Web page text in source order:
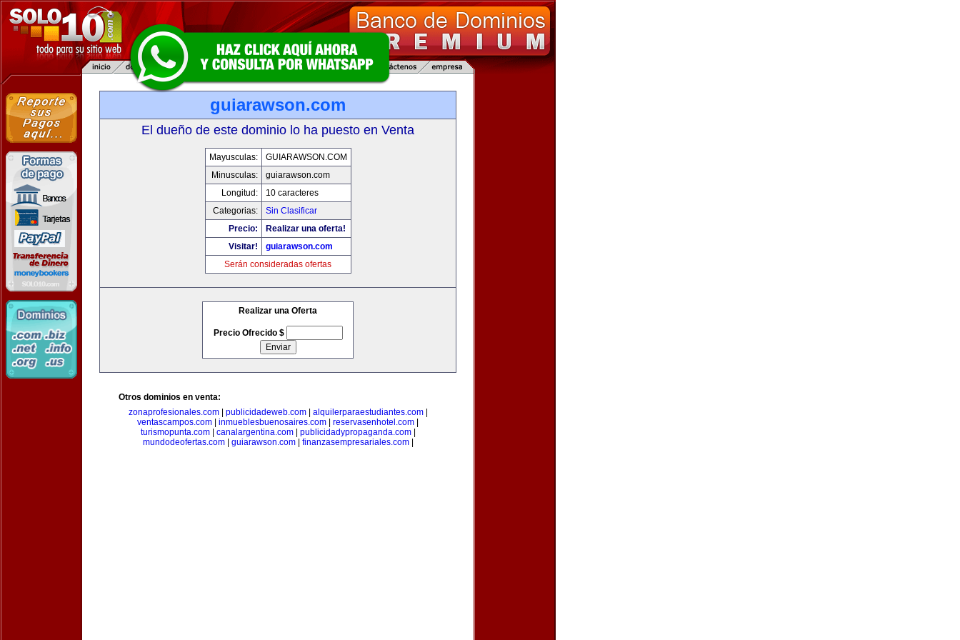
guiarawson.com
El dueño de este dominio lo ha puesto en Venta
Mayusculas:
GUIARAWSON.COM
Minusculas:
guiarawson.com
Longitud:
10 caracteres
Categorias:
Sin Clasificar
Precio:
Realizar una oferta!
Visitar!
guiarawson.com
Serán consideradas ofertas
Realizar una Oferta
Precio Ofrecido $
Otros dominios en venta:
zonaprofesionales.com| publicidadeweb.com| alquilerparaestudiantes.com|
ventascampos.com
inmueblesbuenosaires.com reservasenhotel.com
turismopunta.com| canalargentina.com| publicidadypropaganda.com|
mundodeofertas.com| guiarawson.com| finanzasempresariales.com|